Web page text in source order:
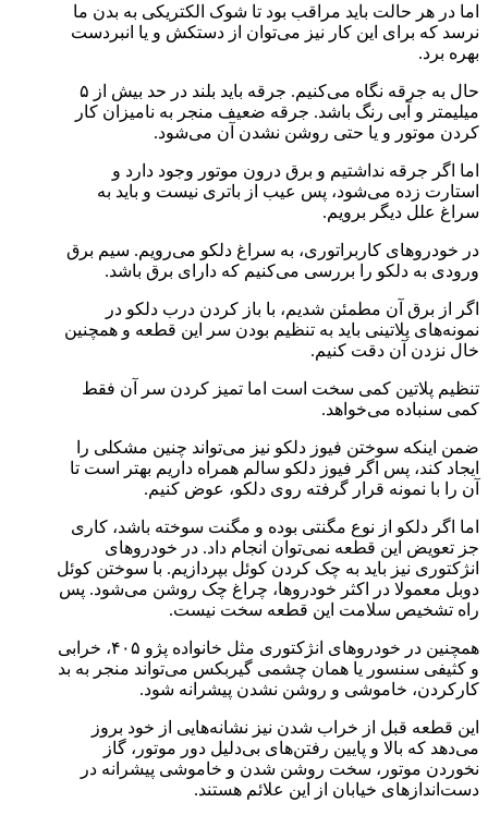
اما در هر حالت باید مراقب بود تا شوک الکتریکی به بدن ما
نرسد که برای این کار نیز می‌توان از دستکش و یا انبردست
بهره برد.
حال به جرقه نگاه می‌کنیم. جرقه باید بلند در حد بیش از ۵
میلیمتر و آبی رنگ باشد. جرقه ضعیف منجر به نامیزان کار
کردن موتور و یا حتی روشن نشدن آن می‌شود.
اما اگر جرقه نداشتیم و برق درون موتور وجود دارد و
استارت زده می‌شود، پس عیب از باتری نیست و باید به
سراغ علل دیگر برویم.
در خودرو‌های کاربراتوری، به سراغ دلکو می‌رویم. سیم برق
ورودی به دلکو را بررسی می‌کنیم که دارای برق باشد.
اگر از برق آن مطمئن شدیم، با باز کردن درب دلکو در
نمونه‌های پلاتینی باید به تنظیم بودن سر این قطعه و همچنین
خال نزدن آن دقت کنیم.
تنظیم پلاتین کمی سخت است اما تمیز کردن سر آن فقط
کمی سنباده می‌خواهد.
ضمن اینکه سوختن فیوز دلکو نیز می‌تواند چنین مشکلی را
ایجاد کند، پس اگر فیوز دلکو سالم همراه داریم بهتر است تا
آن را با نمونه قرار گرفته روی دلکو، عوض کنیم.
اما اگر دلکو از نوع مگنتی بوده و مگنت سوخته باشد، کاری
جز تعویض این قطعه نمی‌توان انجام داد. در خودرو‌های
انژکتوری نیز باید به چک کردن کوئل بپردازیم. با سوختن کوئل
دوبل معمولا در اکثر خودرو‌ها، چراغ چک روشن می‌شود. پس
راه تشخیص سلامت این قطعه سخت نیست.
همچنین در خودرو‌های انژکتوری مثل خانواده پژو ۴۰۵، خرابی
و کثیفی سنسور یا همان چشمی گیربکس می‌تواند منجر به بد
کارکردن، خاموشی و روشن نشدن پیشرانه شود.
این قطعه قبل از خراب شدن نیز نشانه‌هایی از خود بروز
می‌دهد که بالا و پایین رفتن‌های بی‌دلیل دور موتور، گاز
نخوردن موتور، سخت روشن شدن و خاموشی پیشرانه در
دست‌انداز‌های خیابان از این علائم هستند.